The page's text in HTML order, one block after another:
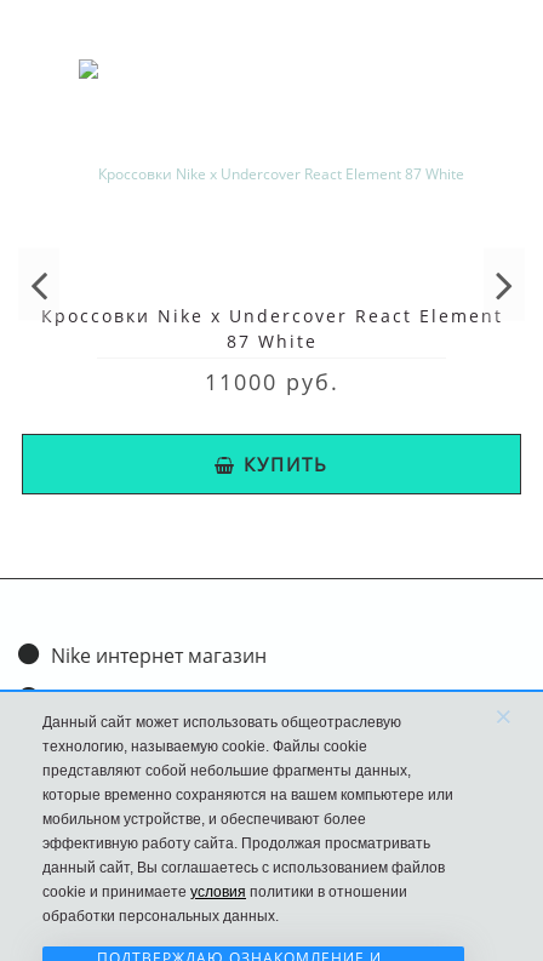
Кроссовки Nike x Undercover React Element
87 White
11000 руб.
КУПИТЬ
Nike интернет магазин
Доставка и оплата
Обмен и возврат
Размеры
FAQ
Новости
Политика Конфиденциальности
Данный сайт может использовать общеотраслевую
технологию, называемую cookie. Файлы cookie
представляют собой небольшие фрагменты данных,
которые временно сохраняются на вашем компьютере или
мобильном устройстве, и обеспечивают более
эффективную работу сайта. Продолжая просматривать
данный сайт, Вы соглашаетесь с использованием файлов
cookie и принимаете условия политики в отношении
обработки персональных данных.
×